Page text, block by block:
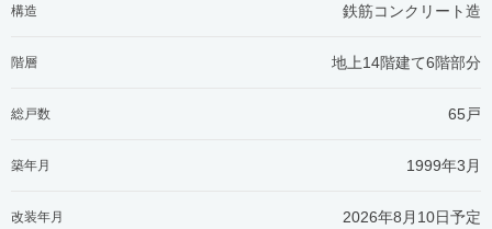
構造 鉄筋コンクリート造
階層 地上14階建て6階部分
総戸数 65戸
築年月 1999年3月
改装年月 2026年8月10日予定